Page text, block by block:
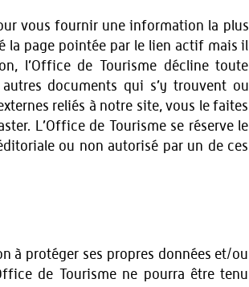
vous fournir une information la plus
la page pointée par le lien actif mais il
l’Office de Tourisme décline toute
documents qui s’y trouvent ou
reliés à notre site, vous le faites
L’Office de Tourisme se réserve le
ou non autorisé par un de ces
à protéger ses propres données et/ou
de Tourisme ne pourra être tenu